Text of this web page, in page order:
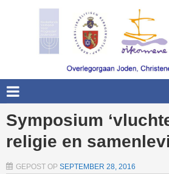
Symposium
religie en
GEPOST OP SEPTEMBER 28, 2016